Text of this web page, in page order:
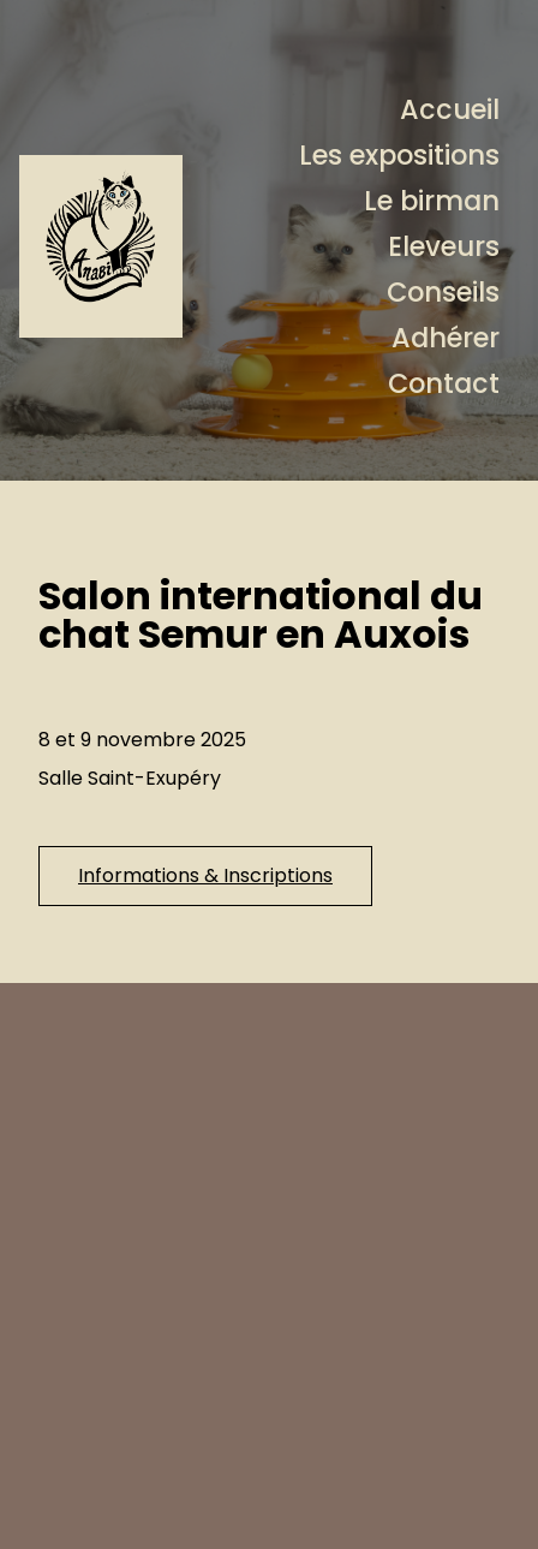
Accueil
Les expositions
Le birman
Eleveurs
Conseils
Adhérer
Contact
Salon international du
chat Semur en Auxois
8 et 9 novembre 2025
Salle Saint-Exupéry
Informations & Inscriptions